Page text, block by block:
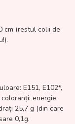
cm (restul colii de
E151, E102*,
energie
25,7 g (din care
0,1g.